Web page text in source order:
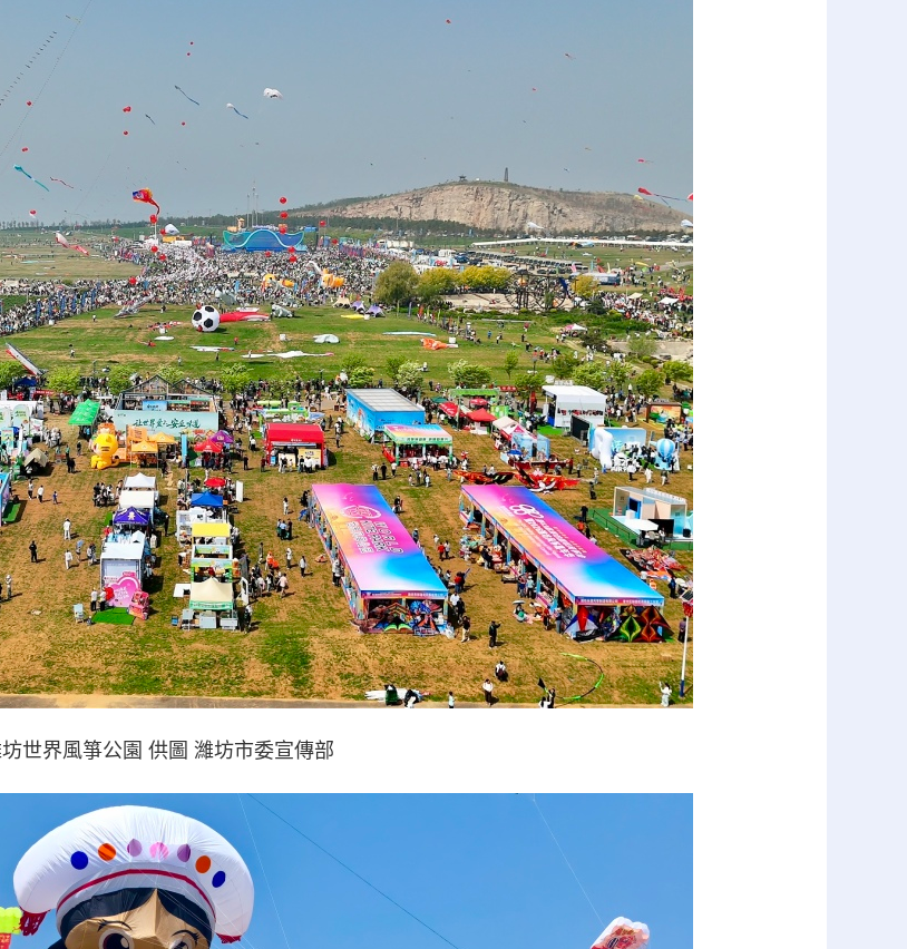
世界風箏公園 供圖 濰坊市委宣傳部